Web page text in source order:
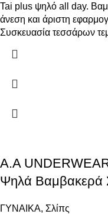
Tai plus ψηλό all day.
άνεση και άριστη
Συσκευασία τεσσάρων
A.A
Ψηλά Βαμβακερά
ΓΥΝΑΙΚΑ, Σλίπς